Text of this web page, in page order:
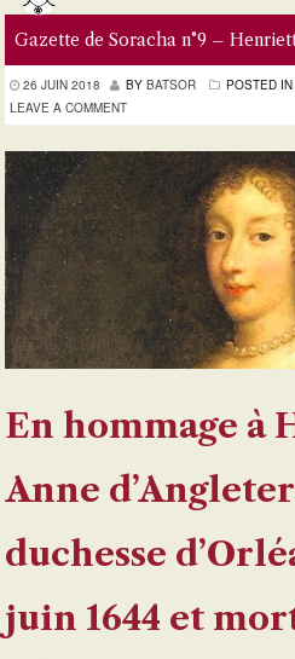
Gazette de Soracha n°9 –
26 JUIN 2018 BY BATSOR POSTED IN
LEAVE A COMMENT
En hommage à
Anne
duchesse
juin 1644 et